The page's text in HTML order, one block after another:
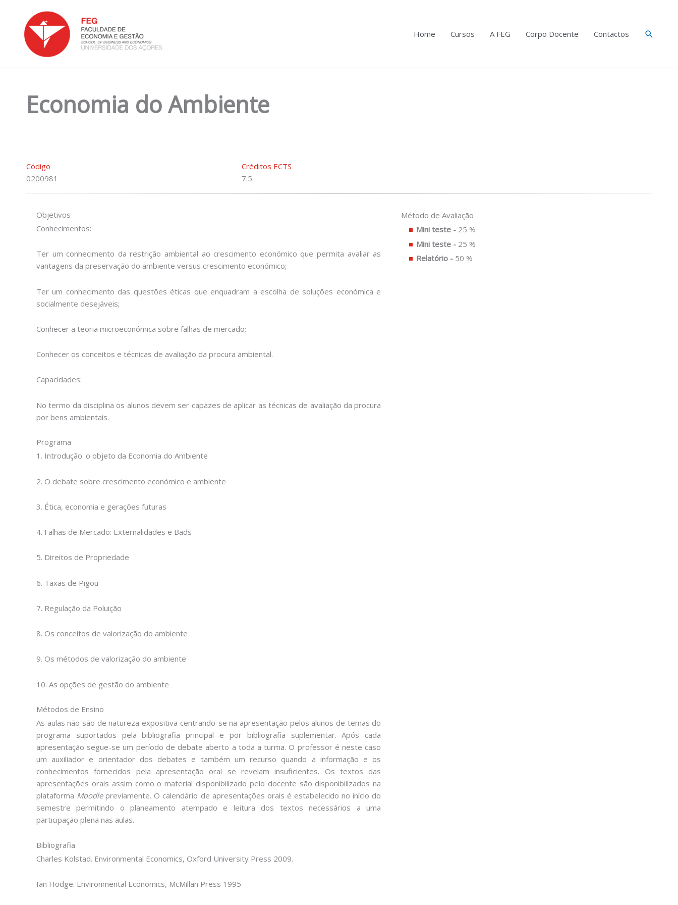
content
Home Cursos A FEG Corpo Docente Contactos Search
Economia do Ambiente
Código
0200981
Créditos ECTS
7.5
Objetivos
Conhecimentos:
Ter um conhecimento da restrição ambiental ao crescimento económico que permita avaliar as
vantagens da preservação do ambiente versus crescimento económico;
Ter um conhecimento das questões éticas que enquadram a escolha de soluções económica e
socialmente desejáveis;
Conhecer a teoria microeconómica sobre falhas de mercado;
Conhecer os conceitos e técnicas de avaliação da procura ambiental.
Capacidades:
No termo da disciplina os alunos devem ser capazes de aplicar as técnicas de avaliação da procura
por bens ambientais.
Programa
1. Introdução: o objeto da Economia do Ambiente
2. O debate sobre crescimento económico e ambiente
3. Ética, economia e gerações futuras
4. Falhas de Mercado: Externalidades e Bads
5. Direitos de Propriedade
6. Taxas de Pigou
7. Regulação da Poluição
8. Os conceitos de valorização do ambiente
9. Os métodos de valorização do ambiente
10. As opções de gestão do ambiente
Métodos de Ensino
As aulas não são de natureza expositiva centrando-se na apresentação pelos alunos de temas do
programa suportados pela bibliografia principal e por bibliografia suplementar. Após cada
apresentação segue-se um período de debate aberto a toda a turma. O professor é neste caso
um auxiliador e orientador dos debates e também um recurso quando a informação e os
conhecimentos fornecidos pela apresentação oral se revelam insuficientes. Os textos das
apresentações orais assim como o material disponibilizado pelo docente são disponibilizados na
plataforma Moodlepreviamente. O calendário de apresentações orais é estabelecido no início do
semestre permitindo o planeamento atempado e leitura dos textos necessários a uma
participação plena nas aulas.
Bibliografia
Charles Kolstad. Environmental Economics, Oxford University Press 2009.
Ian Hodge. Environmental Economics, McMillan Press 1995
Método de Avaliação
Mini teste - 25 %
Mini teste - 25 %
Relatório - 50 %